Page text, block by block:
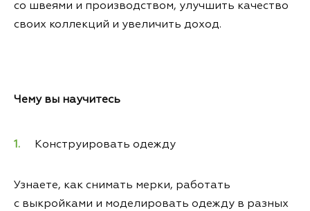
со швеями и производством, улучшить качество
своих коллекций и увеличить доход.
Чему вы научитесь
Конструировать одежду
Узнаете, как снимать мерки, работать
с выкройками и моделировать одежду в разных